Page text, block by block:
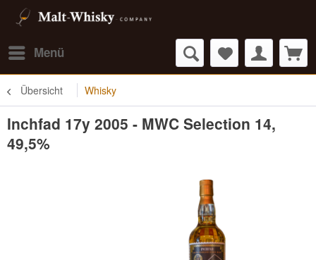
Menü
Übersicht Whisky
Inchfad 17y 2005 - MWC Selection 14,
49,5%